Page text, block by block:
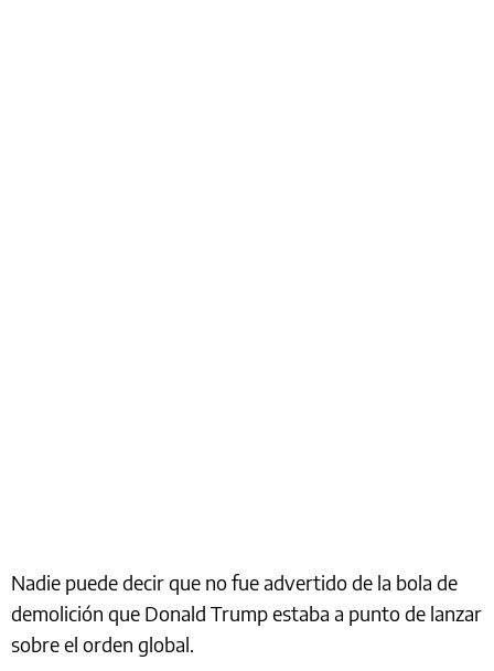
Nadie puede decir que no fue advertido de la bola de
demolición que Donald Trump estaba a punto de lanzar
sobre el orden global.